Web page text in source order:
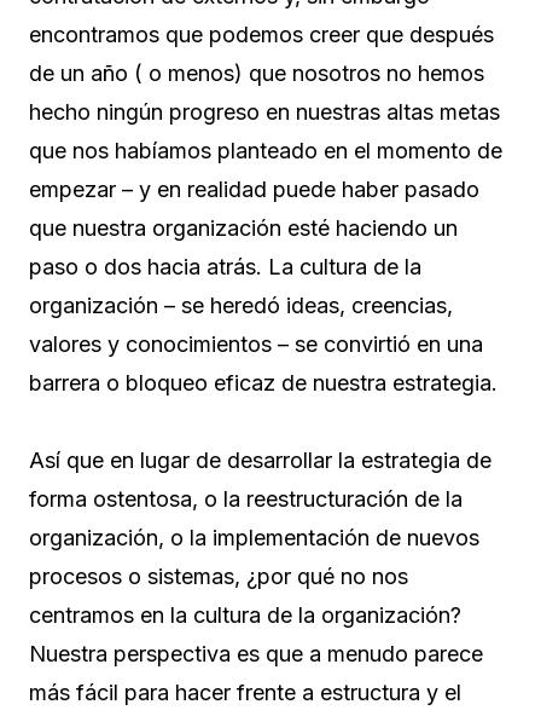
encontramos que podemos creer que después
de un año ( o menos) que nosotros no hemos
hecho ningún progreso en nuestras altas metas
que nos habíamos planteado en el momento de
empezar – y en realidad puede haber pasado
que nuestra organización esté haciendo un
paso o dos hacia atrás. La cultura de la
organización – se heredó ideas, creencias,
valores y conocimientos – se convirtió en una
barrera o bloqueo eficaz de nuestra estrategia.
Así que en lugar de desarrollar la estrategia de
forma ostentosa, o la reestructuración de la
organización, o la implementación de nuevos
procesos o sistemas, ¿por qué no nos
centramos en la cultura de la organización?
Nuestra perspectiva es que a menudo parece
más fácil para hacer frente a estructura y el